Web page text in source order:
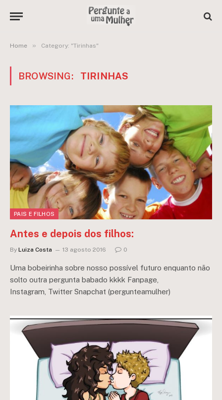
Home » Category: "Tirinhas"
BROWSING: TIRINHAS
PAIS E FILHOS
Antes e depois dos filhos:
By Luiza Costa 13 agosto 2016 0
Uma bobeirinha sobre nosso possível futuro enquanto não
solto outra pergunta babado kkkk Fanpage,
Instagram, Twitter Snapchat (pergunteamulher)